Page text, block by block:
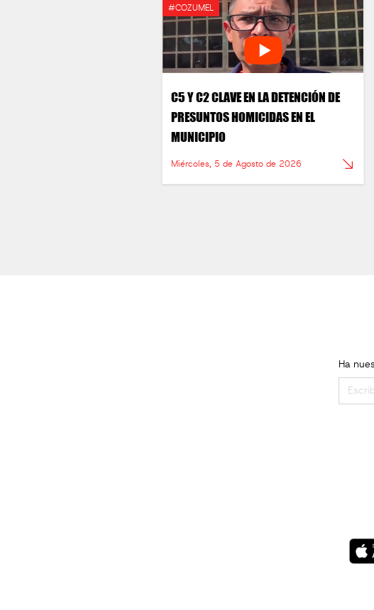
#COZUMEL
C5 Y C2 CLAVE EN LA DETENCIÓN DE
PRESUNTOS HOMICIDAS EN EL
MUNICIPIO
Miércoles, 5 de Agosto de 2026
Ha